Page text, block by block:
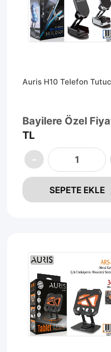
Auris H10 Telefon
Bayilere Özel
TL
SEPETE EKLE